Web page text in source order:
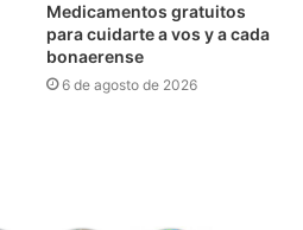
Medicamentos gratuitos
para cuidarte a vos y a cada
bonaerense
6 de agosto de 2026